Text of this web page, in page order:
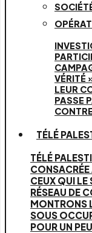
VÉRITÉ
LEUR
PASSE
TÉLÉ
TÉLÉ
CONSACRÉE
CEUX QUI LE
RÉSEAU DE
MONTRONS
SOUS
POUR UN